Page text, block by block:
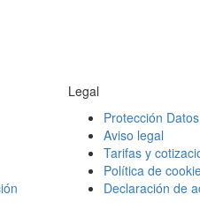
Legal
Protección
Aviso legal
Tarifas y
Política de
Declaración de